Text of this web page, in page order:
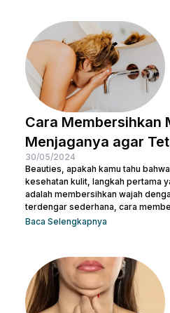
Beauties bisa mulai mengubah
untuk menjaga kesehatan
masih ada cara lainnya untuk
Cara Membersihkan
Menjaganya agar
30/05/2024
Beauties, apakah kamu tahu
kesehatan kulit, langkah pertama
adalah membersihkan wajah
terdengar sederhana, cara
memiliki peran krusial dalam
mempersiapkan kulit untuk
selanjutnya. Micellar water adalah
efektif dan praktis, terutama untuk
kotoran saat...
Baca Selengkapnya